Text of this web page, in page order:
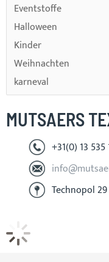
Eventstoffe
Halloween
Kinder
Weihnachten
karneval
MUTSAERS
+31(0) 13 535
Technopol